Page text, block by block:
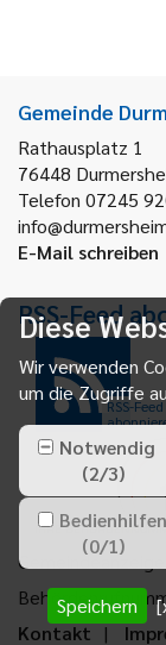
Gemeinde
Rathausplatz 1
76448
Telefon 07245
E-Mail schreiben
RSS-Feed
RSS-Feed
Kontakt
Diese
Wir verwenden
um die Zugriffe
Notwendig
(2/3)
Bedienhilfen
(0/1)
Speichern